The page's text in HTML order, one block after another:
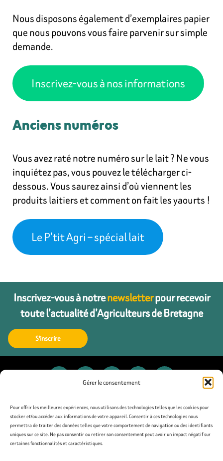
Gérer le consentement
Pour offrir les meilleures expériences, nous utilisons des technologies telles que les cookies pour
stocker et/ou accéder aux informations de votre appareil. Consentir à ces technologies nous
permettra de traiter des données telles que votre comportement de navigation ou des identifiants
uniques sur ce site. Ne pas consentir ou retirer son consentement peut avoir un impact négatif sur
certaines fonctionnalités et caractéristiques.
Nous disposons également d’exemplaires papier
que nous pouvons vous faire parvenir sur simple
demande.
Inscrivez-vous à nos informations
Anciens numéros
Vous avez raté notre numéro sur le lait ? Ne vous
inquiétez pas, vous pouvez le télécharger ci-
dessous. Vous saurez ainsi d’où viennent les
produits laitiers et comment on fait les yaourts !
Le P’tit Agri – spécial lait
Inscrivez-vous à notrenewsletterpour recevoir
toute l’actualité d’Agriculteurs de Bretagne
S'inscrire
Contact
Presse